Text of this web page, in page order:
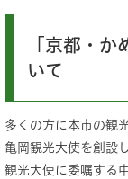
「京都・
いて
多くの方に本市の観
亀岡観光大使を創設
観光大使に委嘱する